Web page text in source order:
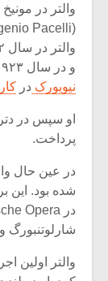
والتر در
(Eugenio Pacelli) بود (که بعد پاپ پیوس هفتم شد).
و در سال ۱۹۲۳ به نیویورک رفت و در
نیویورک در
او سپس در
پرداخت.
در عین حال
شده بود. این
شارلوتنبورگ و در سال